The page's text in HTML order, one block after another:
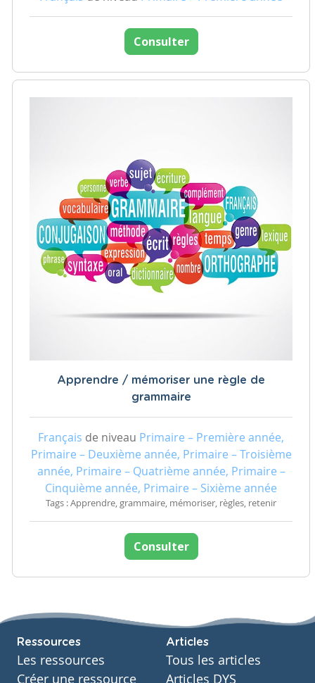
Consulter
Apprendre / mémoriser une règle de
grammaire
Français de niveau Primaire – Première année,
Primaire – Deuxième année, Primaire – Troisième
année, Primaire – Quatrième année, Primaire –
Cinquième année, Primaire – Sixième année
Tags : Apprendre, grammaire, mémoriser, règles, retenir
Consulter
Ressources
Les ressources
Créer une ressource
Articles
Tous les articles
Articles DYS